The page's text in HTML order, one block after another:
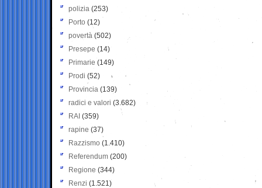
polizia (253)
Porto (12)
povertà (502)
Presepe (14)
Primarie (149)
Prodi (52)
Provincia (139)
radici e valori (3.682)
RAI (359)
rapine (37)
Razzismo (1.410)
Referendum (200)
Regione (344)
Renzi (1.521)